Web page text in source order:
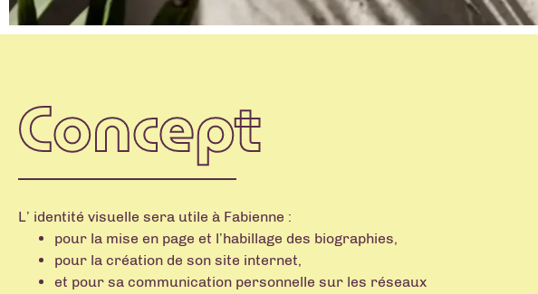
Concept
L’ identité visuelle sera utile à Fabienne :
pour la mise en page et l’habillage des biographies,
pour la création de son site internet,
et pour sa communication personnelle sur les réseaux